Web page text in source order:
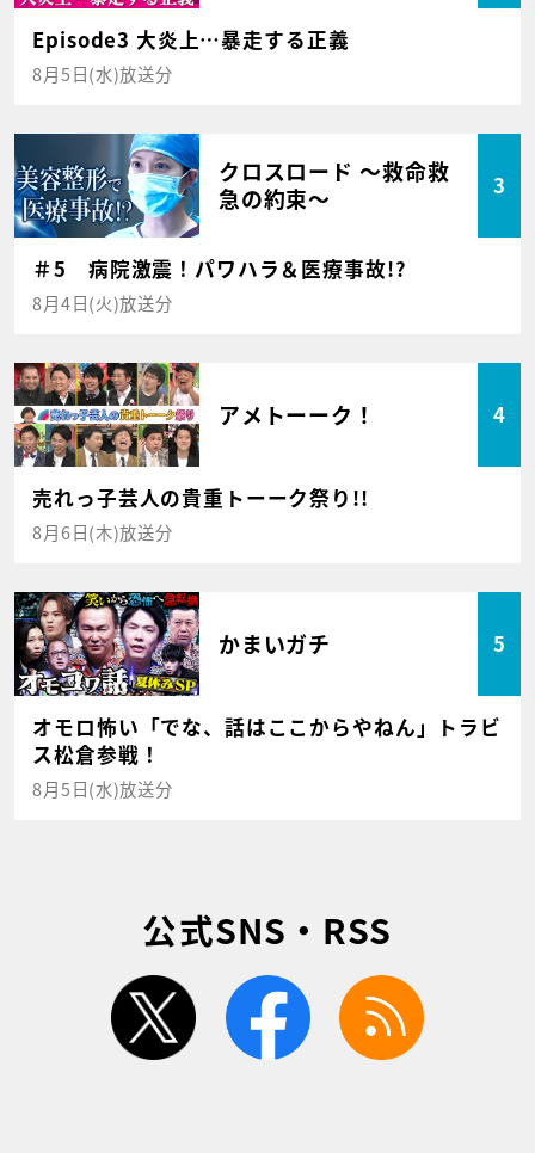
Episode3 大炎上…暴走する正義
8月5日(水)放送分
クロスロード ～救命救
急の約束～
3
＃5 病院激震！パワハラ＆医療事故!?
8月4日(火)放送分
アメトーーク！ 4
売れっ子芸人の貴重トーーク祭り!!
8月6日(木)放送分
かまいガチ 5
オモロ怖い「でな、話はここからやねん」トラビ
ス松倉参戦！
8月5日(水)放送分
公式SNS・RSS
twitter facebook